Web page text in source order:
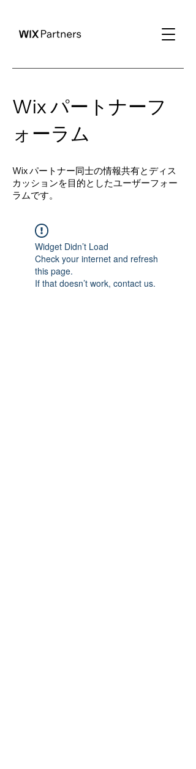
Wix パートナーフ
ォーラム
Wix パートナー同士の情報共有とディス
カッションを目的としたユーザーフォー
ラムです。
Widget Didn’t Load
Check your internet and refresh
this page.
If that doesn’t work, contact us.